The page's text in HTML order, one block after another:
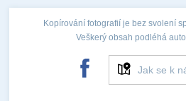
Kopírování fotografií je bez svolení
Veškerý obsah podléhá
Jak se k